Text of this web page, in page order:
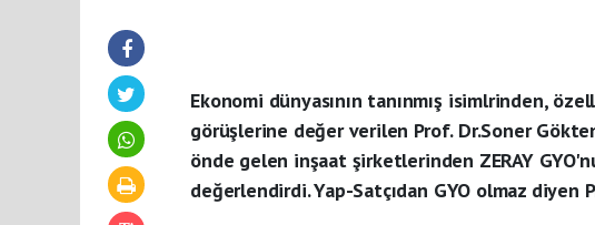
Ekonomi dünyasının tanınmış isimlrinden,
görüşlerine değer verilen Prof. Dr.Soner
önde gelen inşaat şirketlerinden ZERAY
değerlendirdi. Yap-Satçıdan GYO olmaz diyen